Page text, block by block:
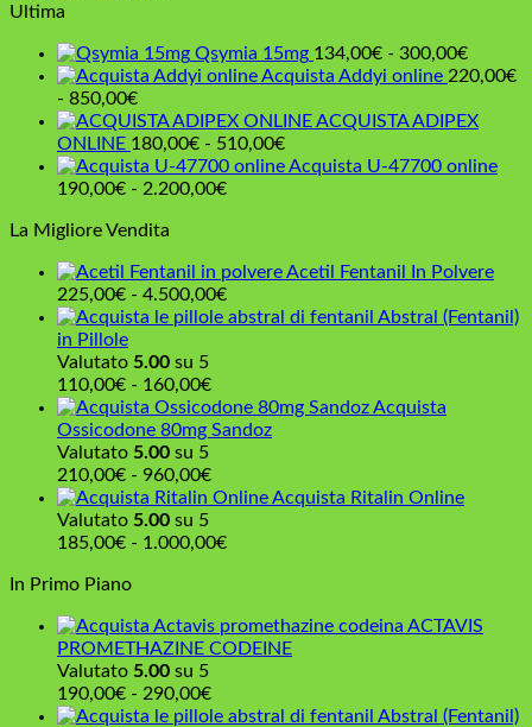
da
170,00€
500,00€
Ultima
Qsymia 15mg 134,00€ - 300,00€Fascia
di
da
a
Acquista Addyi online 220,00€
- 850,00€Fascia
di
prezzo:
da
220,00€
850,00€
ACQUISTA ADIPEX
ONLINE 180,00€ - 510,00€Fascia
di
510,00€
Acquista U-47700 online
190,00€ - 2.200,00€Fascia
190,00€
a
2.200,00€
La Migliore Vendita
Acetil Fentanil In Polvere
225,00€ - 4.500,00€Fascia
di
a
4.500,00€
Abstral (Fentanil)
in Pillole
Valutato 5.00 su 5
110,00€ - 160,00€Fascia
di
prezzo:
110,00€
a
Acquista
Ossicodone 80mg Sandoz
Valutato 5.00 su 5
210,00€ - 960,00€Fascia
di
da
Acquista Ritalin Online
Valutato 5.00 su 5
185,00€ - 1.000,00€Fascia
185,00€
a
In Primo Piano
ACTAVIS
PROMETHAZINE CODEINE
Valutato 5.00 su 5
190,00€ - 290,00€Fascia
di
Abstral (Fentanil)